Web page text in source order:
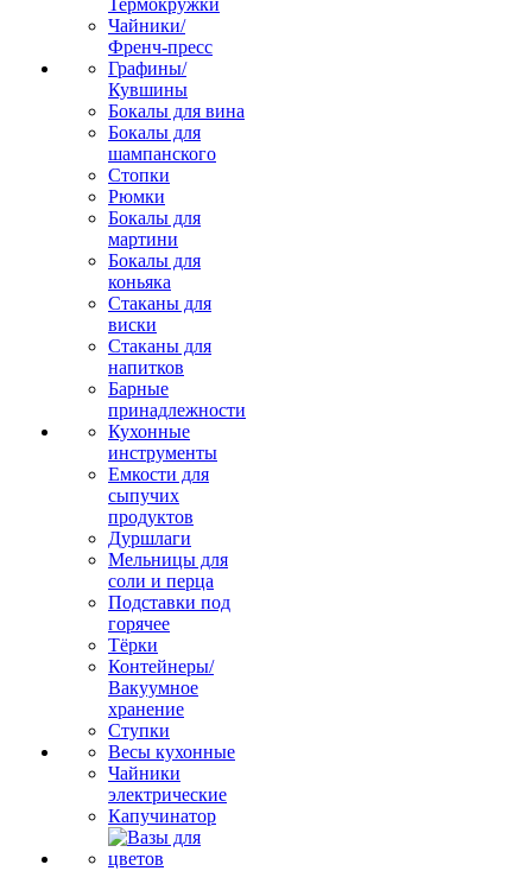
Термокружки
Чайники/
Френч-пресс
Графины/
Кувшины
Бокалы для вина
Бокалы для
шампанского
Стопки
Рюмки
Бокалы для
мартини
Бокалы для
коньяка
Стаканы для
виски
Стаканы для
напитков
Барные
принадлежности
Кухонные
инструменты
Емкости для
сыпучих
продуктов
Дуршлаги
Мельницы для
соли и перца
Подставки под
горячее
Тёрки
Контейнеры/
Вакуумное
хранение
Ступки
Весы кухонные
Чайники
электрические
Капучинатор